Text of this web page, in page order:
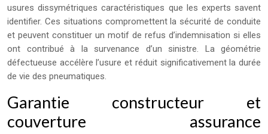
usures dissymétriques caractéristiques que les experts savent
identifier. Ces situations compromettent la sécurité de conduite
et peuvent constituer un motif de refus d’indemnisation si elles
ont contribué à la survenance d’un sinistre. La géométrie
défectueuse accélère l’usure et réduit significativement la durée
de vie des pneumatiques.
Garantie constructeur et
couverture assurance